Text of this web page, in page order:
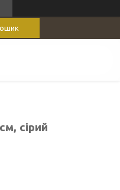
сірий